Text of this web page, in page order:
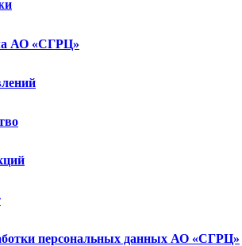
АО «СГРЦ»
персональных данных АО «СГРЦ»